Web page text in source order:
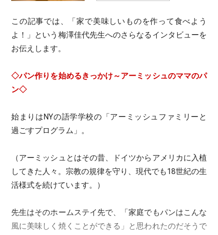
この記事では、「家で美味しいものを作って食べよう
よ！」という梅澤佳代先生へのさらなるインタビューを
お伝えします。
◇パン作りを始めるきっかけ～アーミッシュのママのパ
ン◇
始まりはNYの語学学校の「アーミッシュファミリーと
過ごすプログラム」。
（アーミッシュとはその昔、ドイツからアメリカに入植
してきた人々。宗教の規律を守り、現代でも18世紀の生
活様式を続けています。）
先生はそのホームステイ先で、「家庭でもパンはこんな
風に美味しく焼くことができる」と思われたのだそうで